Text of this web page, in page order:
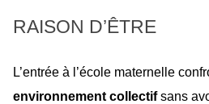
RAISON D’ÊTRE
L’entrée à l’école maternelle
environnement collectifsans